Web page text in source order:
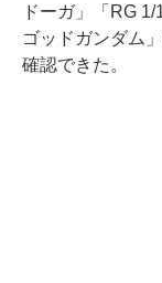
ドーガ」「RG
ゴッドガンダム
確認できた。